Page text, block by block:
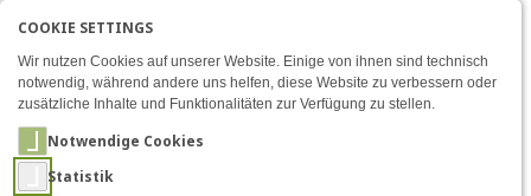
Zum Inhalt
Science Comics – Ein
ENAKTIVE SPRACHE:
DE
COOKIE SETTINGS
Wir nutzen Cookies auf unserer Website. Einige von ihnen sind technisch
notwendig, während andere uns helfen, diese Website zu verbessern oder
zusätzliche Inhalte und Funktionalitäten zur Verfügung zu stellen.
Notwendige Cookies
Statistik